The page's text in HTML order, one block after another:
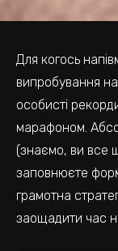
Для когось
випробування на
особисті
марафоном.
(знаємо, ви все
заповнюєте
грамотна
заощадити час